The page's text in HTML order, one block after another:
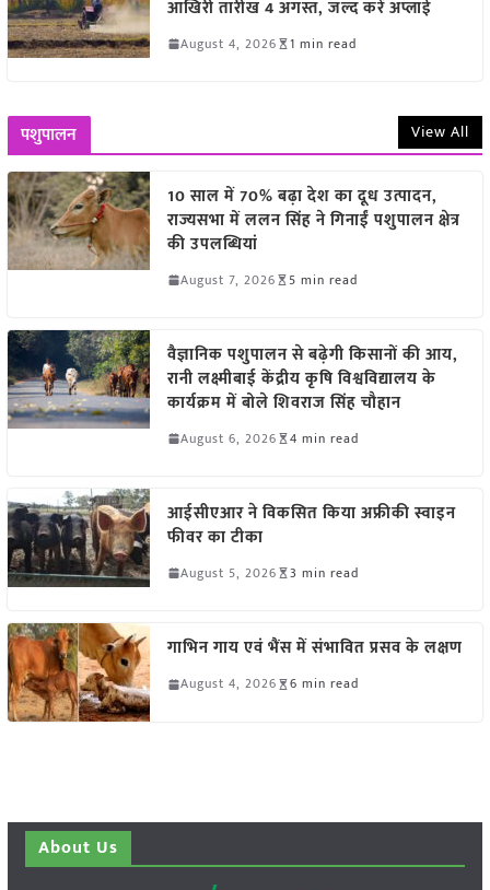
आखिरी तारीख 4 अगस्त, जल्द करें अप्लाई
August 4, 2026 1 min read
पशुपालन View All
10 साल में 70% बढ़ा देश का दूध उत्पादन,
राज्यसभा में ललन सिंह ने गिनाईं पशुपालन क्षेत्र
की उपलब्धियां
August 7, 2026 5 min read
वैज्ञानिक पशुपालन से बढ़ेगी किसानों की आय,
रानी लक्ष्मीबाई केंद्रीय कृषि विश्वविद्यालय के
कार्यक्रम में बोले शिवराज सिंह चौहान
August 6, 2026 4 min read
आईसीएआर ने विकसित किया अफ्रीकी स्वाइन
फीवर का टीका
August 5, 2026 3 min read
गाभिन गाय एवं भैंस में संभावित प्रसव के लक्षण
August 4, 2026 6 min read
About Us